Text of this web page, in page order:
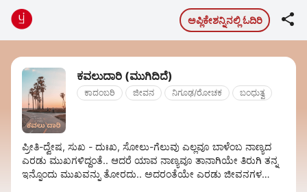
ಅಪ್ಲಿಕೇಶನ್ನಿನಲ್ಲಿ ಓದಿರಿ 
ಕವಲುದಾರಿ (ಮುಗಿದಿದೆ)
ಕಾದಂಬರಿ ಜೀವನ ನಿಗೂಢ/ರೋಚಕ ಬಂಧುತ್ವ
ಪ್ರೀತಿ-ದ್ವೇಷ, ಸುಖ - ದುಃಖ, ಸೋಲು-ಗೆಲುವು ಎಲ್ಲವೂ ಬಾಳೆಂಬ ನಾಣ್ಯದ
ಎರಡು ಮುಖಗಳಿದ್ದಂತೆ.. ಆದರೆ ಯಾವ ನಾಣ್ಯವೂ ತಾನಾಗಿಯೇ ತಿರುಗಿ ತನ್ನ
ಇನ್ನೊಂದು ಮುಖವನ್ನು ತೋರದು.. ಅದರಂತೆಯೇ ಎರಡು ಜೀವನಗಳ